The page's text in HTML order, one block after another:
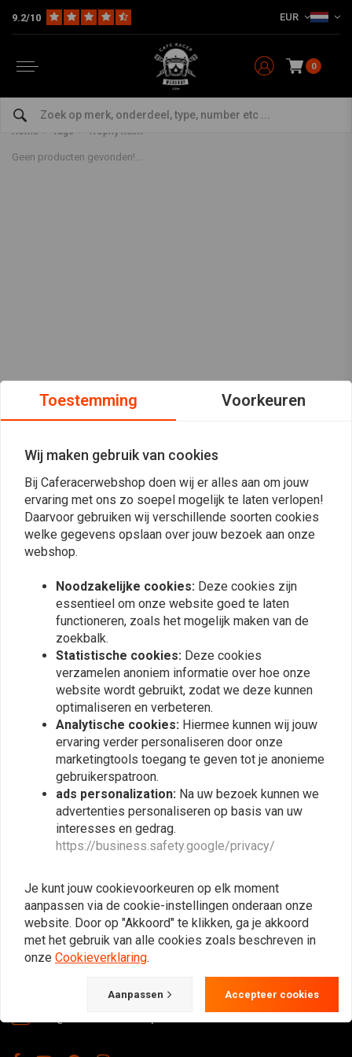
9.2/10 EUR
0
Producten getagd met Trophy
helm
Home Tags Trophy helm
Geen producten gevonden!...
Op de hoogte blijven?
Abonneer
Natuurlijk ook groot in kleding & onderhoud!
Gotenburgweg 46a, 9723 TM Groningen (The Netherlands)
+31 85 06 06 06 5
Toestemming Voorkeuren
Wij maken gebruik van cookies
Bij Caferacerwebshop doen wij er alles aan om jouw
ervaring met ons zo soepel mogelijk te laten verlopen!
Daarvoor gebruiken wij verschillende soorten cookies
welke gegevens opslaan over jouw bezoek aan onze
webshop.
Noodzakelijke cookies: Deze cookies zijn
essentieel om onze website goed te laten
functioneren, zoals het mogelijk maken van de
zoekbalk.
Statistische cookies: Deze cookies
verzamelen anoniem informatie over hoe onze
website wordt gebruikt, zodat we deze kunnen
optimaliseren en verbeteren.
Analytische cookies: Hiermee kunnen wij jouw
ervaring verder personaliseren door onze
marketingtools toegang te geven tot je anonieme
gebruikerspatroon.
ads personalization: Na uw bezoek kunnen we
advertenties personaliseren op basis van uw
interesses en gedrag.
https://business.safety.google/privacy/
Je kunt jouw cookievoorkeuren op elk moment
aanpassen via de cookie-instellingen onderaan onze
website. Door op "Akkoord" te klikken, ga je akkoord
met het gebruik van alle cookies zoals beschreven in
onze Cookieverklaring.
Aanpassen Accepteer cookies